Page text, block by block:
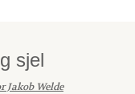
sjel
Jakob Welde